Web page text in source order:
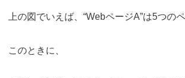
上の図でいえば、“WebページA”は5つの
このときに、